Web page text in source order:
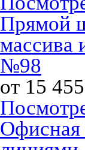
Прямой
массива
№98
от 15
Офисная